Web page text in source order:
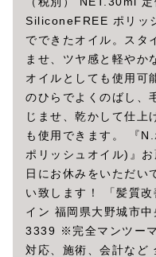
SiliconeFREE ポリッ
でできたオイル。スタ
ませ、ツヤ感と軽やか
オイルとしても使用可
のひらでよくのばし、
じませ、乾かして仕上
も使用できます。 『
ポリッシュオイル)』
日にお休みをいただい
い致します！ 「髪質
イン 福岡県大野城市
3339 ※完全マンツー
対応、施術、会計など